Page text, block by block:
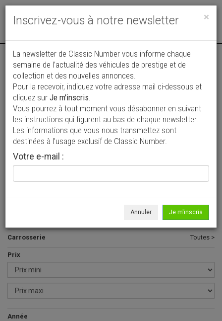
Toggle
Vos annonces vues par
plus de 4 millions de collectionneurs
Ajouter une annonce
> Rechercher un véhicule
575 >
Carrosserie Toutes >
Prix
Année
×
Inscrivez-vous à notre newsletter
La newsletter de Classic Number vous informe chaque
semaine de l’actualité des véhicules de prestige et de
collection et des nouvelles annonces.
Pour la recevoir, indiquez votre adresse mail ci-dessous et
cliquez sur Je m'inscris.
Vous pourrez à tout moment vous désabonner en suivant
les instructions qui figurent au bas de chaque newsletter.
Les informations que vous nous transmettez sont
destinées à l’usage exclusif de Classic Number.
Votre e-mail :
Annuler Je m'inscris